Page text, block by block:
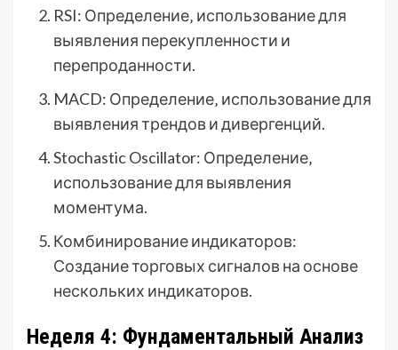
RSI: Определение‚ использование для
выявления перекупленности и
перепроданности.
MACD: Определение‚ использование для
выявления трендов и дивергенций.
Stochastic Oscillator: Определение‚
использование для выявления
моментума.
Комбинирование индикаторов:
Создание торговых сигналов на основе
нескольких индикаторов.
Неделя 4: Фундаментальный Анализ